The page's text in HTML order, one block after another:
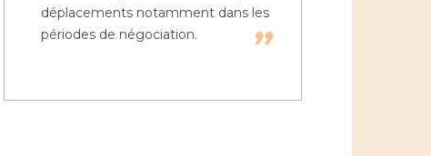
déplacements notamment dans les
périodes de négociation.